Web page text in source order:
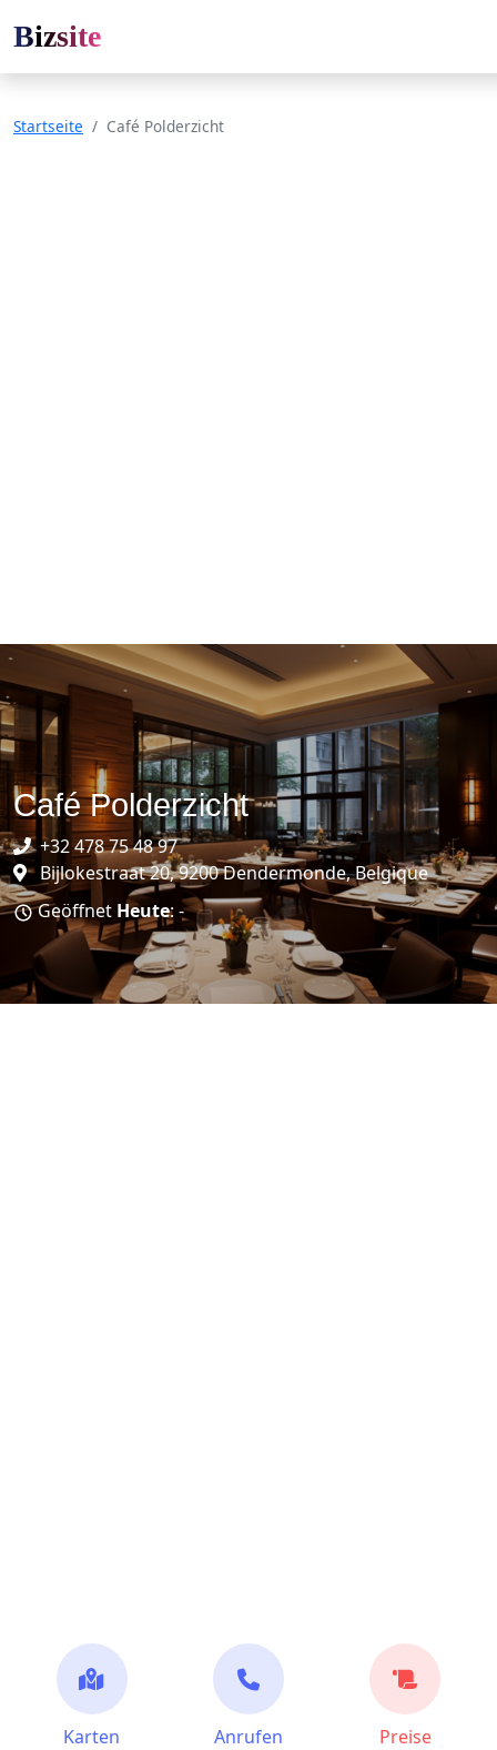
Bizsite
Startseite Café Polderzicht
Café Polderzicht
+32 478 75 48 97
Bijlokestraat 20, 9200 Dendermonde, Belgique
Geöffnet Heute: -
Karten Anrufen Preise